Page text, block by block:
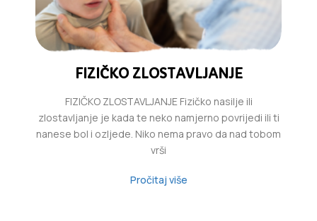
FIZIČKO ZLOSTAVLJANJE
FIZIČKO ZLOSTAVLJANJE Fizičko nasilje ili
zlostavljanje je kada te neko namjerno povrijedi ili ti
nanese bol i ozljede. Niko nema pravo da nad tobom
vrši
Pročitaj više